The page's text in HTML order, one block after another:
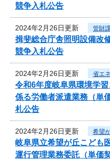
競争入札公告
2024年2月26日更新 管財
揖斐総合庁舎照明設備改
競争入札公告
2024年2月26日更新 省エ
令和6年度岐阜県環境学
係る労働者派遣業務（単
札公告
2024年2月26日更新 希望
岐阜県立希望が丘こども
運行管理業務委託（単価